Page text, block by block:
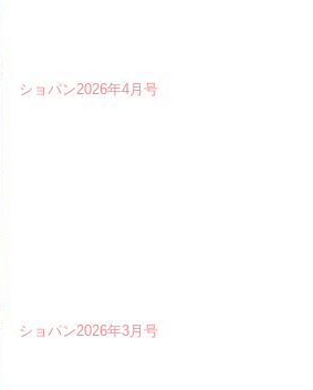
ショパン2026年4月号
ショパン2026年3月号